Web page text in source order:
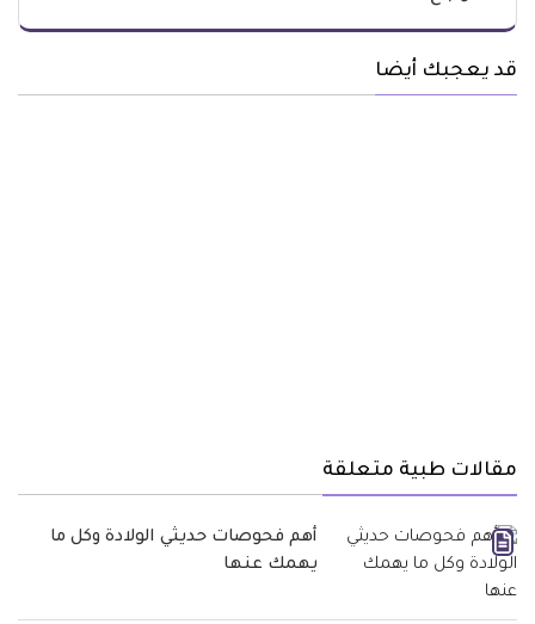
قد يعجبك أيضا
مقالات طبية متعلقة
أهم فحوصات حديثي الولادة وكل ما
يهمك عنها